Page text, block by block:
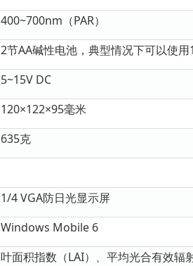
400~700nm（PAR）
2节AA碱性电池，典型情况下可以使用
5~15V DC
120×122×95毫米
635克
1/4 VGA防日光显示屏
Windows Mobile 6
叶面积指数（LAI）、平均光合有效辐